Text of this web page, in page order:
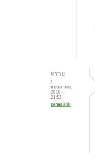
ทราย
1
พฤษภาคม,
2010 -
21:53
permalink